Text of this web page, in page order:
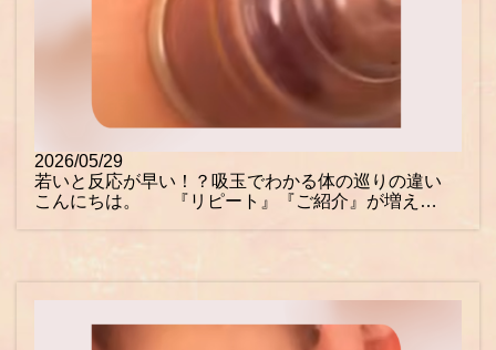
2026/05/29
若いと反応が早い！？吸玉でわかる体の巡りの違い
こんにちは。 『リピート』『ご紹介』が増え…